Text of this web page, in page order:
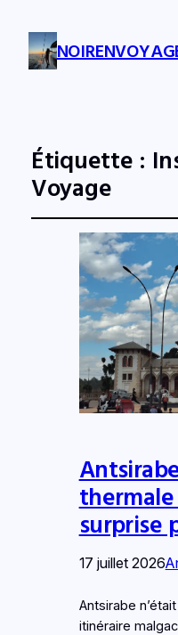
Étiquette :
Voyage
thermale
surprise
17 juillet 2026
Antsirabe
itinéraire